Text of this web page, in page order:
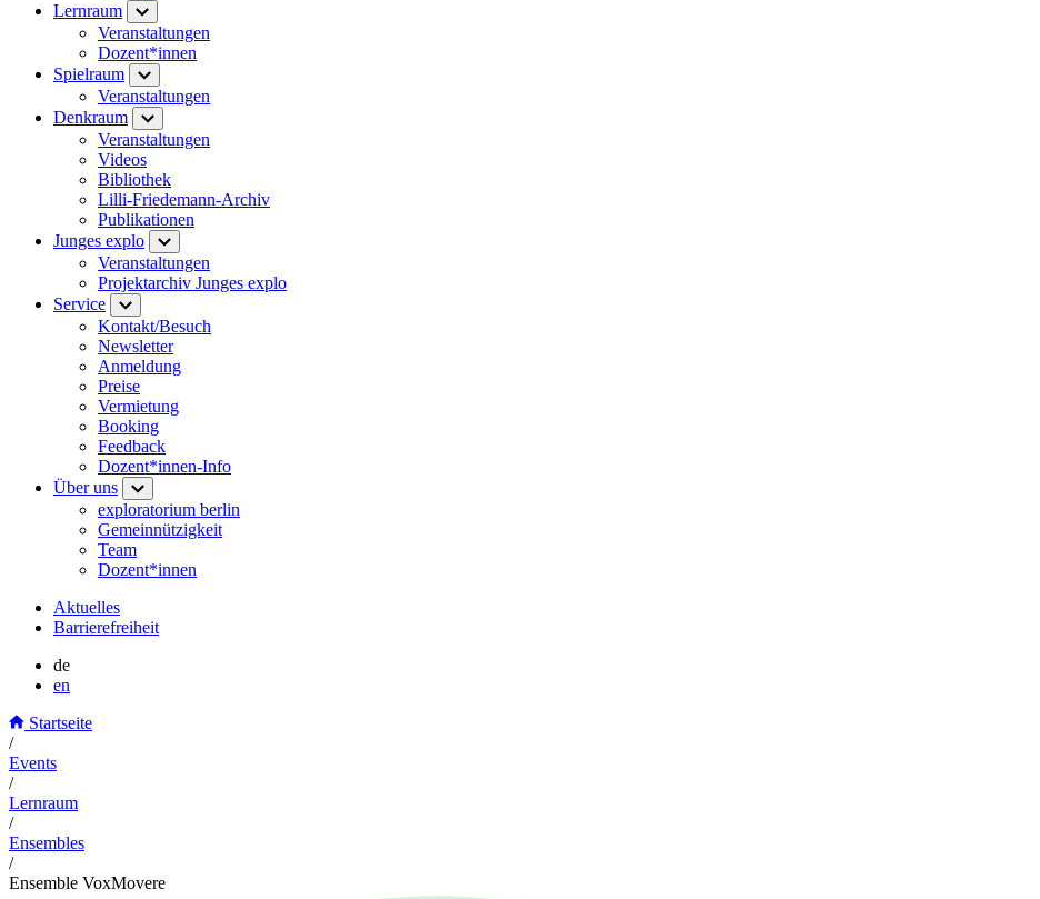
Lernraum
Veranstaltungen
Dozent*innen
Spielraum
Veranstaltungen
Denkraum
Veranstaltungen
Videos
Bibliothek
Lilli-Friedemann-Archiv
Publikationen
Junges explo
Veranstaltungen
Projektarchiv Junges explo
Service
Kontakt/Besuch
Newsletter
Anmeldung
Preise
Vermietung
Booking
Feedback
Dozent*innen-Info
Über uns
exploratorium berlin
Gemeinnützigkeit
Team
Dozent*innen
Aktuelles
Barrierefreiheit
de
en
Startseite
/
Events
/
Lernraum
/
Ensembles
/
Ensemble VoxMovere